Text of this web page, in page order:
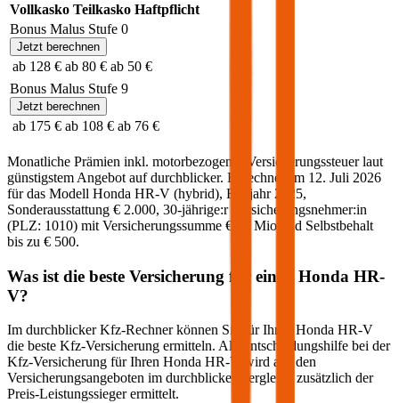
Vollkasko Teilkasko Haftpflicht
Bonus Malus Stufe 0
Jetzt berechnen
ab 128 € ab 80 € ab 50 €
Bonus Malus Stufe 9
Jetzt berechnen
ab 175 € ab 108 € ab 76 €
Monatliche Prämien inkl. motorbezogener Versicherungssteuer laut
günstigstem Angebot auf durchblicker. Berechnet am 12. Juli 2026
für das Modell Honda HR-V (hybrid), Baujahr 2025,
Sonderausstattung € 2.000, 30-jährige:rVersicherungsnehmer:in
(PLZ: 1010) mit Versicherungssumme € 20 Mio und Selbstbehalt
bis zu € 500.
Was ist die beste Versicherung für einen Honda HR-
V?
Im durchblicker Kfz-Rechner können Sie für Ihren Honda HR-V
die beste Kfz-Versicherung ermitteln. Als Entscheidungshilfe bei der
Kfz-Versicherung für Ihren Honda HR-V
wird aus den
Versicherungsangeboten im durchblicker Vergleich zusätzlich der
Preis-Leistungssieger ermittelt.